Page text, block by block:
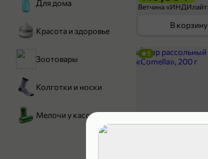
Для дома
Красота и здоровье
Зоотовары
Колготки и носки
Мелочи у кассы
В корзину
5